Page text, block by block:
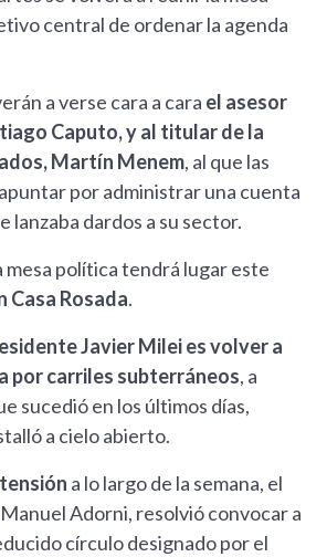
central de ordenar la agenda
a verse cara a cara el asesor
Caputo, y al titular de la
Martín Menem, al que las
por administrar una cuenta
lanzaba dardos a su sector.
mesa política tendrá lugar este
Casa Rosada.
Javier Milei es volver a
por carriles subterráneos, a
sucedió en los últimos días,
a cielo abierto.
a lo largo de la semana, el
Adorni, resolvió convocar a
círculo designado por el